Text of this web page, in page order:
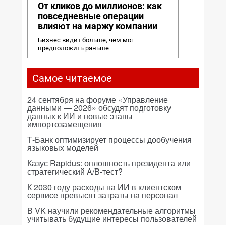
От кликов до миллионов: как
повседневные операции
влияют на маржу компании
Бизнес видит больше, чем мог
предположить раньше
Самое читаемое
24 сентября на форуме «Управление
данными — 2026» обсудят подготовку
данных к ИИ и новые этапы
импортозамещения
Т-Банк оптимизирует процессы дообучения
языковых моделей
Казус Rapidus: оплошность президента или
стратегический A/B-тест?
К 2030 году расходы на ИИ в клиентском
сервисе превысят затраты на персонал
В VK научили рекомендательные алгоритмы
учитывать будущие интересы пользователей